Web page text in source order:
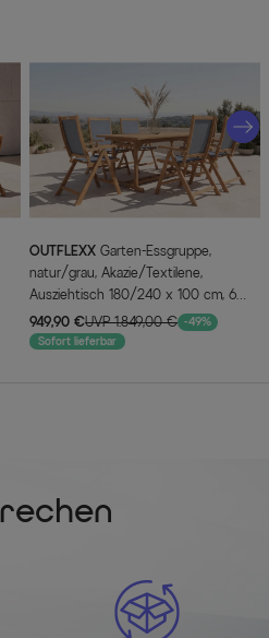
OUTFLEXX
natur/grau, Akazie/Textilene,
Ausziehtisch 180/240 x 100 cm, 6
Klappstühle 5-fach, FSC®-zertifiziertes
Produkt
949,90 €UVP 1.849,00 € -49%
Sofort lieferbar